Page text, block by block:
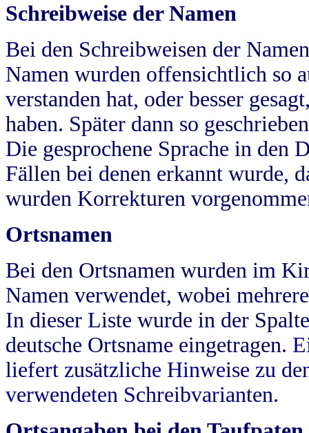
Schreibweise der Namen
Bei den Schreibweisen der
Namen wurden offensichtlich so
verstanden hat, oder besser
haben. Später dann so
Die gesprochene Sprache in
Fällen bei denen erkannt wurde,
wurden Korrekturen
Ortsnamen
Bei den Ortsnamen wurden im
Namen verwendet, wobei
In dieser Liste wurde in der
deutsche Ortsname eingetragen.
liefert zusätzliche Hinweise zu
verwendeten Schreibvarianten.